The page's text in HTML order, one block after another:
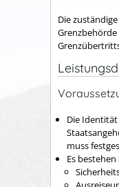
Die
Die
muss
Es